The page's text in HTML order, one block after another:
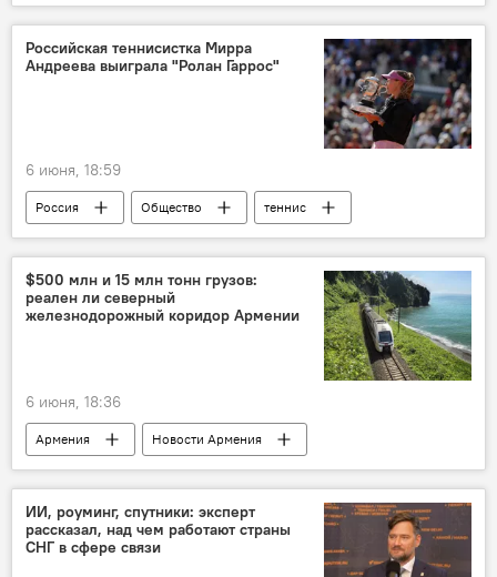
Российская теннисистка Мирра
Андреева выиграла "Ролан Гаррос"
6 июня, 18:59
Россия Общество теннис
$500 млн и 15 млн тонн грузов:
реален ли северный
железнодорожный коридор Армении
6 июня, 18:36
Армения
Новости Армения
Общество
Экономика
ИИ, роуминг, спутники: эксперт
рассказал, над чем работают страны
СНГ в сфере связи